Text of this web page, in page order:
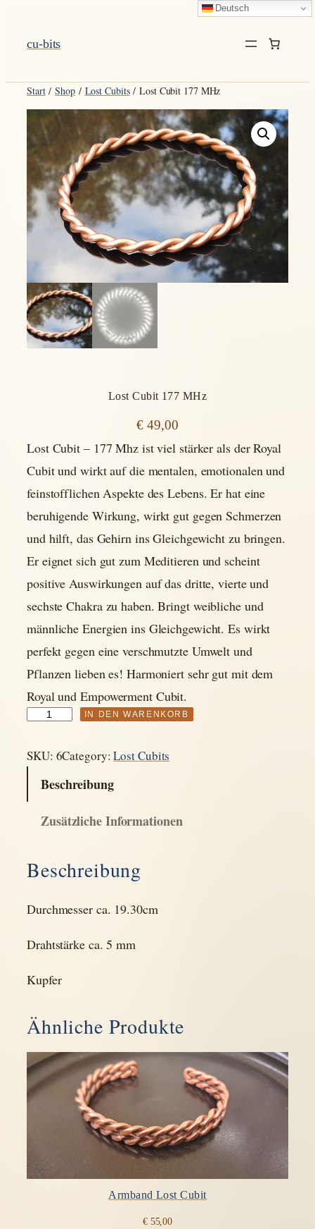
cu-bits
Start/Shop/ Lost Cubits/ Lost Cubit 177 MHz
Lost Cubit 177 MHz
€ 49,00
Lost Cubit – 177 Mhz ist viel stärker als der Royal
Cubit und wirkt auf die mentalen, emotionalen und
feinstofflichen Aspekte des Lebens. Er hat eine
beruhigende Wirkung, wirkt gut gegen Schmerzen
und hilft, das Gehirn ins Gleichgewicht zu bringen.
Er eignet sich gut zum Meditieren und scheint
positive Auswirkungen auf das dritte, vierte und
sechste Chakra zu haben. Bringt weibliche und
männliche Energien ins Gleichgewicht. Es wirkt
perfekt gegen eine verschmutzte Umwelt und
Pflanzen lieben es! Harmoniert sehr gut mit dem
Royal und Empowerment Cubit.
L
s
C
i
1
7
z
M
e
n
g
IN DEN WARENKORB
SKU: 6Category:Lost Cubits
Beschreibung
Zusätzliche Informationen
Beschreibung
Durchmesser ca. 19.30cm
Drahtstärke ca. 5 mm
Kupfer
Ähnliche Produkte
Armband Lost Cubit
€55,00
Deutsch